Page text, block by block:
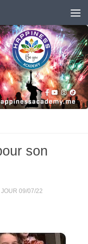
son
JOUR 09/07/22